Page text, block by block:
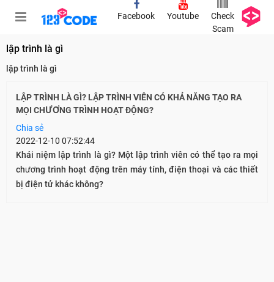
Facebook Youtube
Check
Scam
lập trình là gì
lập trình là gì
LẬP TRÌNH LÀ GÌ? LẬP TRÌNH VIÊN CÓ KHẢ NĂNG TẠO RA
MỌI CHƯƠNG TRÌNH HOẠT ĐỘNG?
Chia sẻ
2022-12-10 07:52:44
Khái niệm lập trình là gì? Một lập trình viên có thể tạo ra mọi
chương trình hoạt động trên máy tính, điện thoại và các thiết
bị điện tử khác không?